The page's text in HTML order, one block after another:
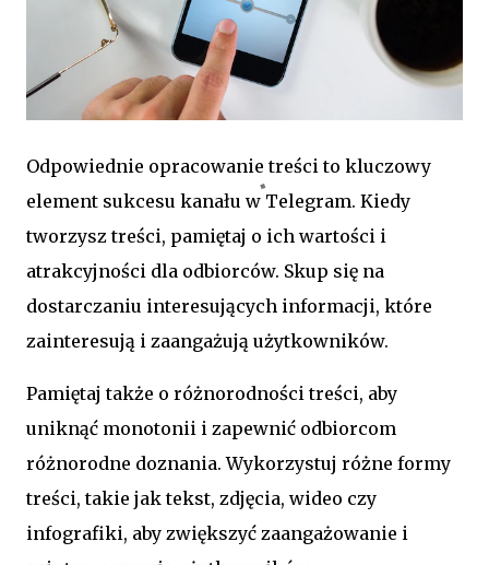
Odpowiednie opracowanie treści to kluczowy
element sukcesu kanału w Telegram. Kiedy
tworzysz treści, pamiętaj o ich wartości i
atrakcyjności dla odbiorców. Skup się na
dostarczaniu interesujących informacji, które
zainteresują i zaangażują użytkowników.
Pamiętaj także o różnorodności treści, aby
uniknąć monotonii i zapewnić odbiorcom
różnorodne doznania. Wykorzystuj różne formy
treści, takie jak tekst, zdjęcia, wideo czy
infografiki, aby zwiększyć zaangażowanie i